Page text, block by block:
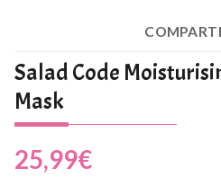
Salad Code
Mask
25,99€